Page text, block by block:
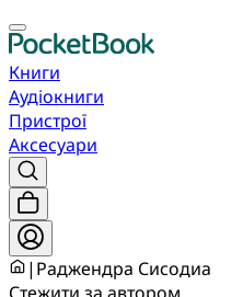
Книги
Аудіокниги
Пристрої
Аксесуари
| Раджендра Сисодиа